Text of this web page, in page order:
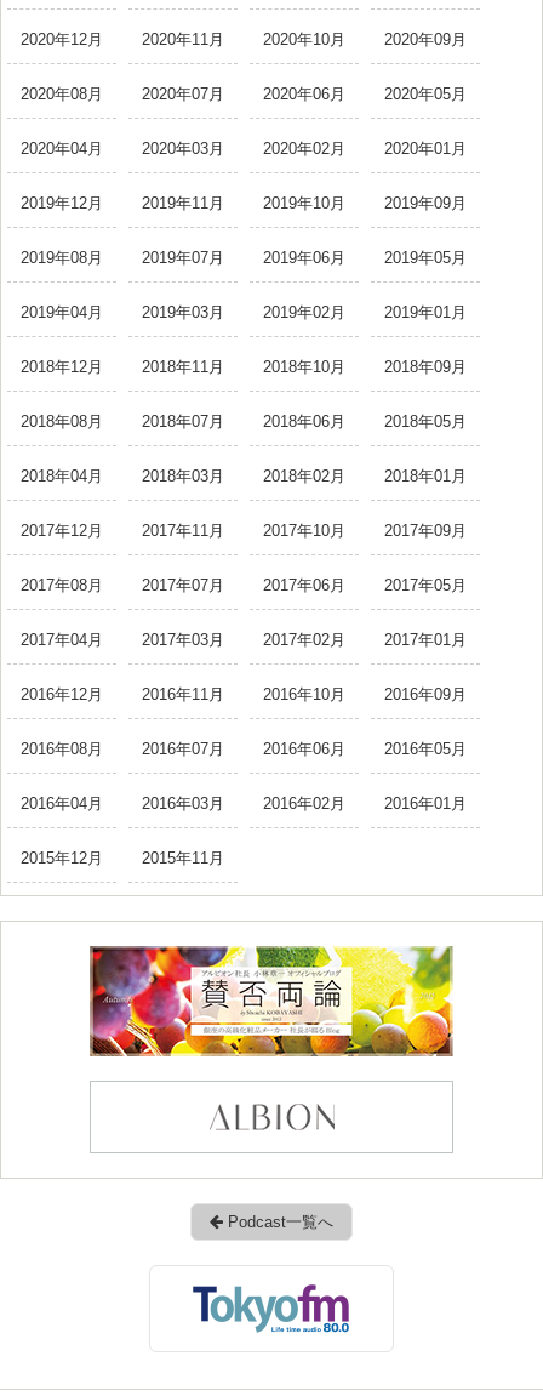
2020年12月 2020年11月 2020年10月 2020年09月
2020年08月 2020年07月 2020年06月 2020年05月
2020年04月 2020年03月 2020年02月 2020年01月
2019年12月 2019年11月 2019年10月 2019年09月
2019年08月 2019年07月 2019年06月 2019年05月
2019年04月 2019年03月 2019年02月 2019年01月
2018年12月 2018年11月 2018年10月 2018年09月
2018年08月 2018年07月 2018年06月 2018年05月
2018年04月 2018年03月 2018年02月 2018年01月
2017年12月 2017年11月 2017年10月 2017年09月
2017年08月 2017年07月 2017年06月 2017年05月
2017年04月 2017年03月 2017年02月 2017年01月
2016年12月 2016年11月 2016年10月 2016年09月
2016年08月 2016年07月 2016年06月 2016年05月
2016年04月 2016年03月 2016年02月 2016年01月
2015年12月 2015年11月
Podcast一覧へ